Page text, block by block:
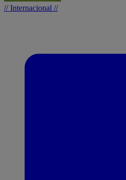
// Internacional //